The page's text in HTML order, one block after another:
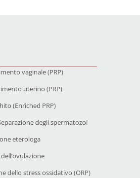
vaginale (PRP)
uterino (PRP)
(Enriched PRP)
degli spermatozoi
eterologa
dello stress ossidativo (ORP)